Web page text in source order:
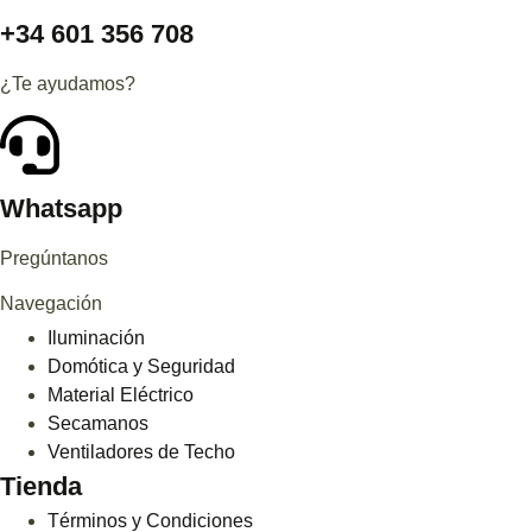
+34 601 356 708
¿Te ayudamos?
Whatsapp
Pregúntanos
Navegación
Iluminación
Domótica y Seguridad
Material Eléctrico
Secamanos
Ventiladores de Techo
Tienda
Términos y Condiciones